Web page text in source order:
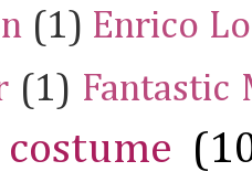
(1) Enrico
(1) Fantastic